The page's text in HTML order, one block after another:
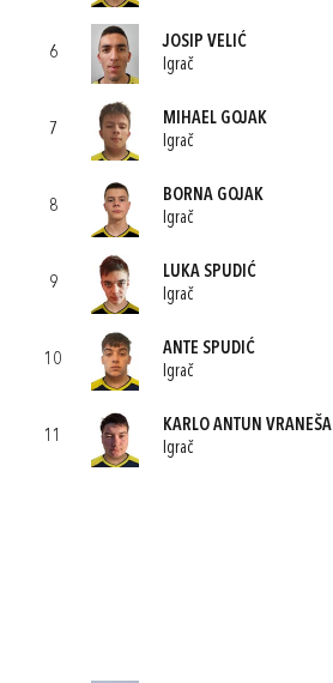
6
JOSIP VELIĆ
Igrač
7
MIHAEL GOJAK
Igrač
8
BORNA GOJAK
Igrač
9
LUKA SPUDIĆ
Igrač
10
ANTE SPUDIĆ
Igrač
11
KARLO ANTUN VRANEŠA
Igrač